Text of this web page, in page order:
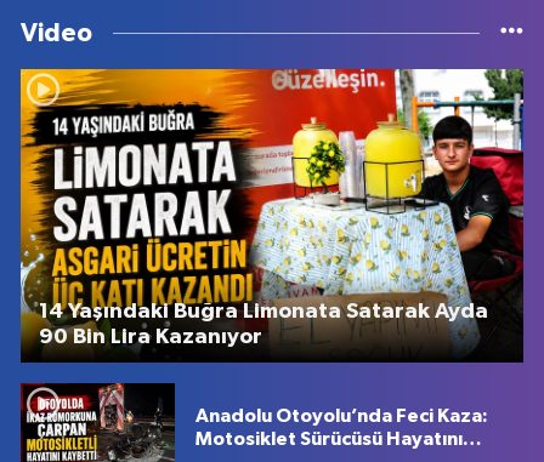
Video
14 Yaşındaki Buğra Limonata Satarak Ayda
90 Bin Lira Kazanıyor
Anadolu Otoyolu’nda Feci Kaza:
Motosiklet Sürücüsü Hayatını